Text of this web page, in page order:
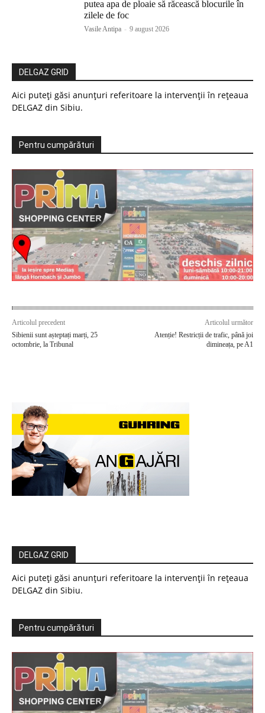
putea apa de ploaie să răcească blocurile în
zilele de foc
Vasile Antipa - 9 august 2026
DELGAZ GRID
Aici puteți găsi anunțuri referitoare la intervenții în rețeaua
DELGAZ din Sibiu.
Pentru cumpărături
Articolul precedent
Sibienii sunt așteptați marți, 25
octombrie, la Tribunal
Articolul următor
Atenție! Restricții de trafic, până joi
dimineața, pe A1
DELGAZ GRID
Aici puteți găsi anunțuri referitoare la intervenții în rețeaua
DELGAZ din Sibiu.
Pentru cumpărături